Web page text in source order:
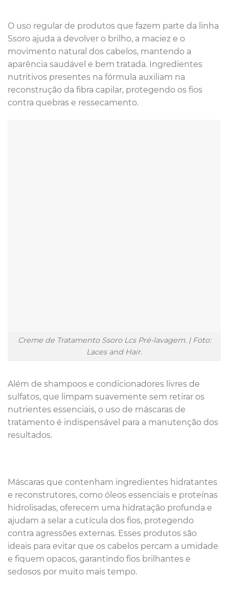
O uso regular de produtos que fazem parte da linha
Ssoro ajuda a devolver o brilho, a maciez e o
movimento natural dos cabelos, mantendo a
aparência saudável e bem tratada. Ingredientes
nutritivos presentes na fórmula auxiliam na
reconstrução da fibra capilar, protegendo os fios
contra quebras e ressecamento.
Creme de Tratamento Ssoro Lcs Pré-lavagem. | Foto:
Laces and Hair.
Além de shampoos e condicionadores livres de
sulfatos, que limpam suavemente sem retirar os
nutrientes essenciais, o uso de máscaras de
tratamento é indispensável para a manutenção dos
resultados.
Máscaras que contenham ingredientes hidratantes
e reconstrutores, como óleos essenciais e proteínas
hidrolisadas, oferecem uma hidratação profunda e
ajudam a selar a cutícula dos fios, protegendo
contra agressões externas. Esses produtos são
ideais para evitar que os cabelos percam a umidade
e fiquem opacos, garantindo fios brilhantes e
sedosos por muito mais tempo.